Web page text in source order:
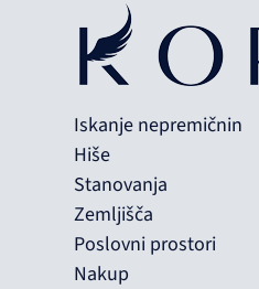
Iskanje nepremičnin
Hiše
Stanovanja
Zemljišča
Poslovni prostori
Nakup